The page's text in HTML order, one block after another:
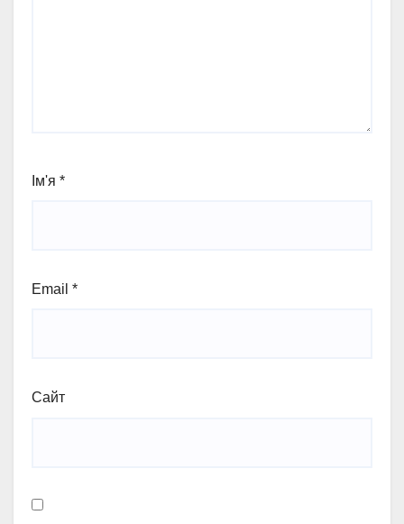
Ім'я *
Email *
Сайт